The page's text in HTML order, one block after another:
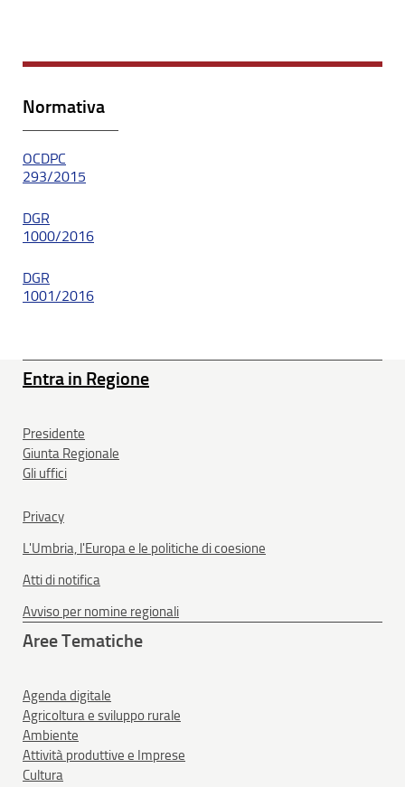
Normativa
OCDPC
293/2015
DGR
1000/2016
DGR
1001/2016
Entra in Regione
Presidente
Giunta Regionale
Gli uffici
Privacy
L'Umbria, l'Europa e le politiche di coesione
Atti di notifica
Avviso per nomine regionali
Aree Tematiche
Agenda digitale
Agricoltura e sviluppo rurale
Ambiente
Attività produttive e Imprese
Cultura